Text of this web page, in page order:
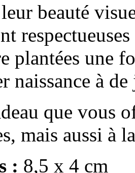
beauté
plantées une
naissance à
que vous
mais aussi à
: 8,5 x 4 cm